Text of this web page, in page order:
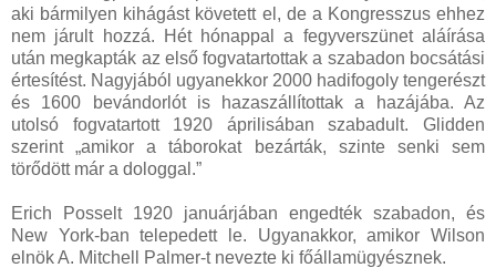
aki bármilyen kihágást követett el, de a Kongresszus ehhez
nem járult hozzá. Hét hónappal a fegyverszünet aláírása
után megkapták az első fogvatartottak a szabadon bocsátási
értesítést. Nagyjából ugyanekkor 2000 hadifogoly tengerészt
és 1600 bevándorlót is hazaszállítottak a hazájába. Az
utolsó fogvatartott 1920 áprilisában szabadult. Glidden
szerint „amikor a táborokat bezárták, szinte senki sem
törődött már a dologgal.”
Erich Posselt 1920 januárjában engedték szabadon, és
New York-ban telepedett le. Ugyanakkor, amikor Wilson
elnök A. Mitchell Palmer-t nevezte ki főállamügyésznek.